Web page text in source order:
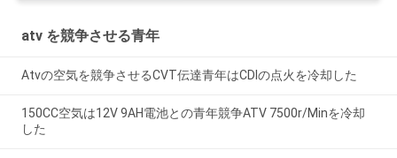
atv を競争させる青年
Atvの空気を競争させるCVT伝達青年はCDIの点火を冷却した
150CC空気は12V 9AH電池との青年競争ATV 7500r/Minを冷却
した